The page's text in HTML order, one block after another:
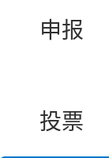
申报
投票